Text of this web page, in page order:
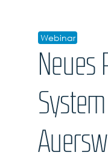
Webinar
Neues